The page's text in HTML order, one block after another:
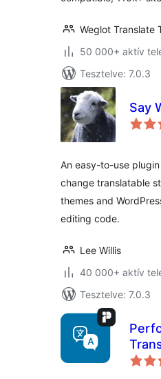
Weglot Translate
50 000+ aktív
Tesztelve: 7.0.3
Say
An easy-to-use
change translatable
themes and
editing code.
Lee Willis
40 000+ aktív
Tesztelve: 7.0.3